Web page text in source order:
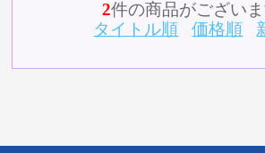
2件の商品がございま
タイトル順
価格順